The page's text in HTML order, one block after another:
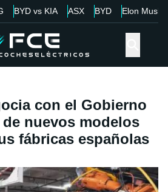
BYD vs KIA ASX BYD Elon Musk
con el Gobierno
nuevos modelos
fábricas españolas